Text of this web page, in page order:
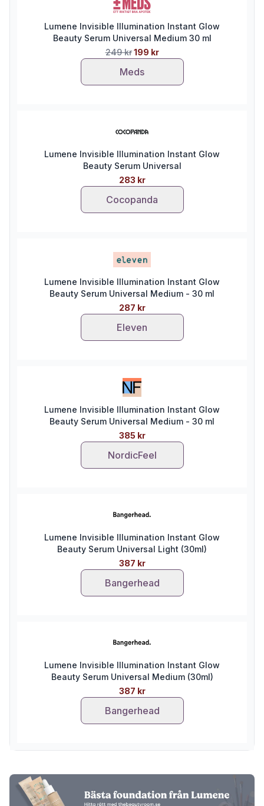
Lumene Invisible Illumination Instant Glow
Beauty Serum Universal Medium 30 ml
249 kr 199 kr
Meds
Lumene Invisible Illumination Instant Glow
Beauty Serum Universal
283 kr
Cocopanda
Lumene Invisible Illumination Instant Glow
Beauty Serum Universal Medium - 30 ml
287 kr
Eleven
Lumene Invisible Illumination Instant Glow
Beauty Serum Universal Medium - 30 ml
385 kr
NordicFeel
Lumene Invisible Illumination Instant Glow
Beauty Serum Universal Light (30ml)
387 kr
Bangerhead
Lumene Invisible Illumination Instant Glow
Beauty Serum Universal Medium (30ml)
387 kr
Bangerhead